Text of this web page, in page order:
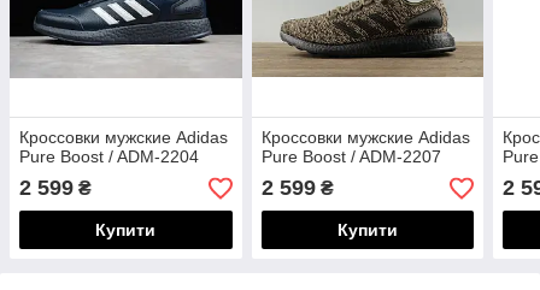
Кроссовки мужские Adidas
Pure Boost / ADM-2204
2 599 ₴
Купити
Кроссовки мужские Adidas
Pure Boost / ADM-2207
2 599₴
Купити
2